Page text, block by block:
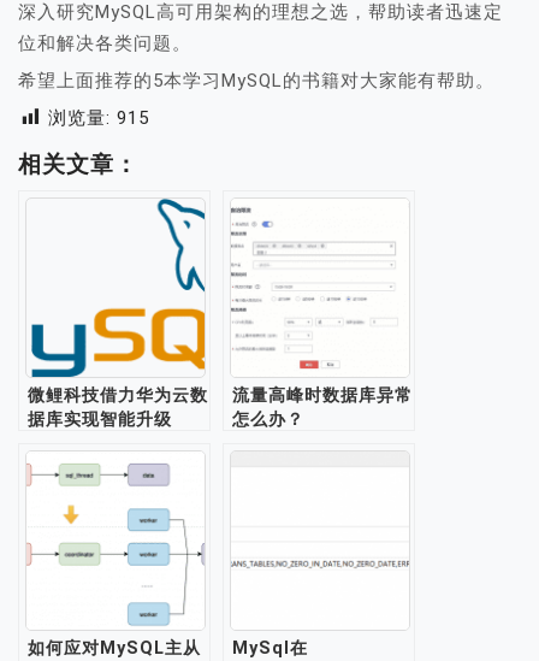
深入研究MySQL高可用架构的理想之选，帮助读者迅速定
位和解决各类问题。
希望上面推荐的5本学习MySQL的书籍对大家能有帮助。
浏览量: 915
相关文章：
微鲤科技借力华为云数
据库实现智能升级
流量高峰时数据库异常
怎么办？
如何应对MySQL主从 MySql在